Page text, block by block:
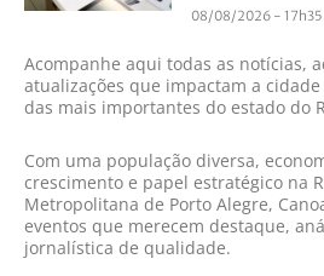
08/08/2026 - 17h35
Acompanhe aqui todas as notícias,
atualizações que impactam a cidade
das mais importantes do estado do
Com uma população diversa,
crescimento e papel estratégico na
Metropolitana de Porto Alegre,
eventos que merecem destaque,
jornalística de qualidade.